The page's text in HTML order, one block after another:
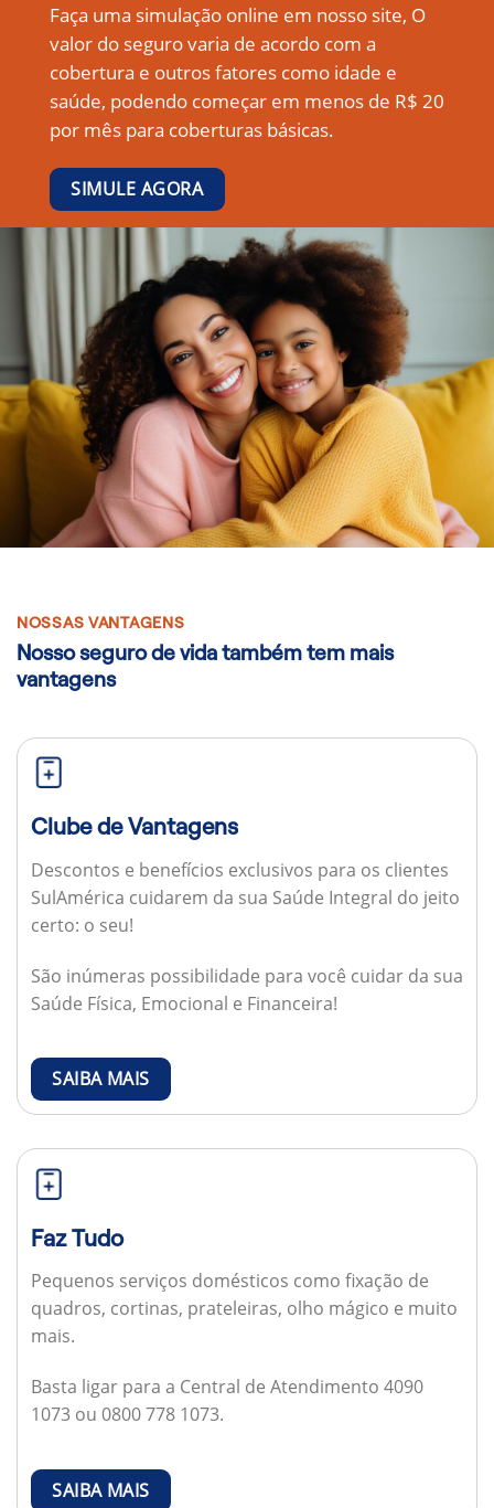
Faça uma simulação online em nosso site, O
valor do seguro varia de acordo com a
cobertura e outros fatores como idade e
saúde, podendo começar em menos de R$ 20
por mês para coberturas básicas.
SIMULE AGORA
NOSSAS VANTAGENS
Nosso seguro de vida também tem mais
vantagens
Clube de Vantagens
Descontos e benefícios exclusivos para os clientes
SulAmérica cuidarem da sua Saúde Integral do jeito
certo: o seu!
São inúmeras possibilidade para você cuidar da sua
Saúde Física, Emocional e Financeira!
SAIBA MAIS
Faz Tudo
Pequenos serviços domésticos como fixação de
quadros, cortinas, prateleiras, olho mágico e muito
mais.
Basta ligar para a Central de Atendimento 4090
1073 ou 0800 778 1073.
SAIBA MAIS